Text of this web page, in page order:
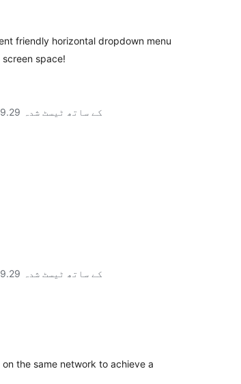
friendly horizontal dropdown menu
space!
4.9.29 کے ساتھ ٹیسٹ شدہ
4.9.29 کے ساتھ ٹیسٹ شدہ
the same network to achieve a